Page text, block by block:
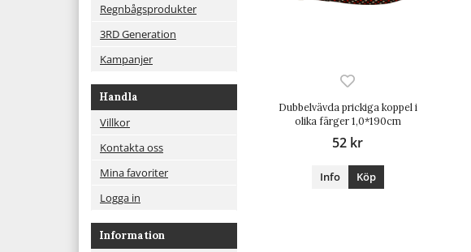
Regnbågsprodukter
3RD Generation
Kampanjer
Handla
Villkor
Kontakta oss
Mina favoriter
Logga in
Information
Dubbelvävda prickiga koppel i
olika färger 1,0*190cm
52 kr
Info Köp